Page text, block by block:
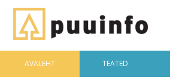
AVALEHT TEATED